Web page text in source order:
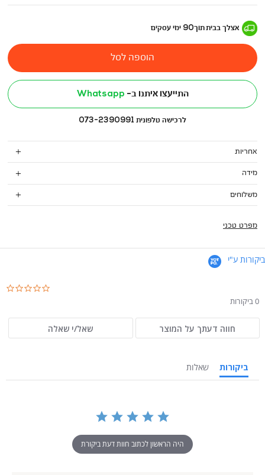
אצלך בביתתוך90 ימי עסקים
הוספה לסל
התייעצו איתנו ב- Whatsapp
לרכישה טלפונית 073-2390991
אחריות
מידה
משלוחים
מפרט טכני
ביקורות ע"י
0 ביקורות
חווה דעתך על המוצר שאל/י שאלה
ביקורות שאלות
היה הראשון לכתוב חוות דעת ביקורת